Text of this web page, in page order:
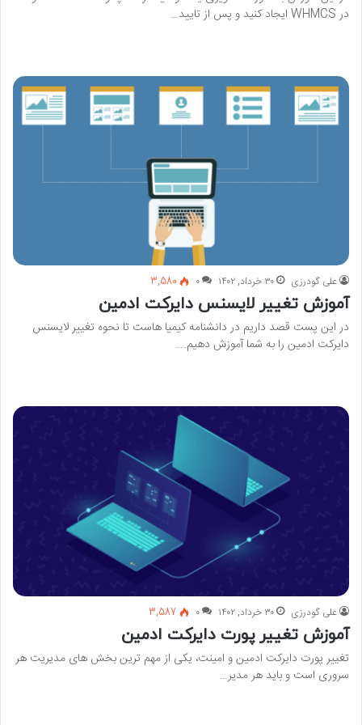
در WHMCS ایجاد کنید و پس از تایید…
علی گودرزی ۳۰ خرداد, ۱۴۰۲ ۰ 3,580
آموزش تغییر لایسنس دایرکت ادمین
در این پست قصد داریم در دانشنامه کیمیا هاست تا نحوه تغییر لایسنس
دایرکت ادمین را به شما آموزش دهیم.…
علی گودرزی ۳۰ خرداد, ۱۴۰۲ ۰ 3,587
آموزش تغییر پورت دایرکت ادمین
تغییر پورت دایرکت ادمین و امینت، یکی از مهم ترین بخش های مدیریت هر
سروری است و باید هر مدیر…